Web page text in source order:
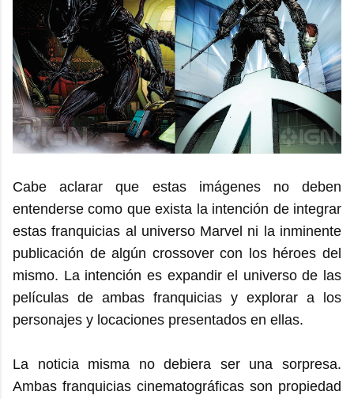
Cabe aclarar que estas imágenes no deben
entenderse como que exista la intención de integrar
estas franquicias al universo Marvel ni la inminente
publicación de algún crossover con los héroes del
mismo. La intención es expandir el universo de las
películas de ambas franquicias y explorar a los
personajes y locaciones presentados en ellas.
La noticia misma no debiera ser una sorpresa.
Ambas franquicias cinematográficas son propiedad